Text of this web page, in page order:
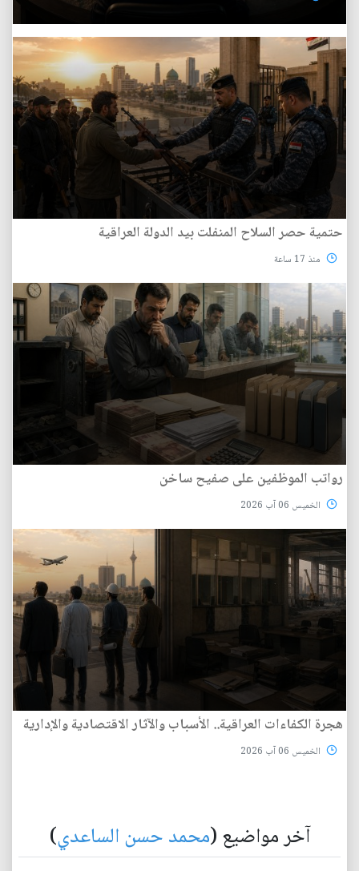
حتمية حصر السلاح المنفلت بيد الدولة العراقية
منذ 17 ساعة
رواتب الموظفين على صفيح ساخن
الخميس 06 آب 2026
هجرة الكفاءات العراقية.. الأسباب والآثار الاقتصادية والإدارية
الخميس 06 آب 2026
آخر مواضيع (محمد حسن الساعدي)